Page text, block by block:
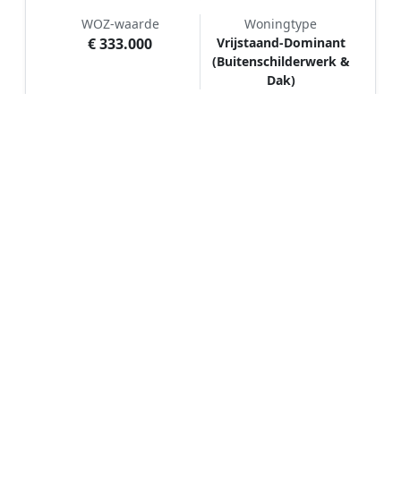
WOZ-waarde
€ 333.000
Woningtype
Vrijstaand-Dominant
(Buitenschilderwerk &
Dak)